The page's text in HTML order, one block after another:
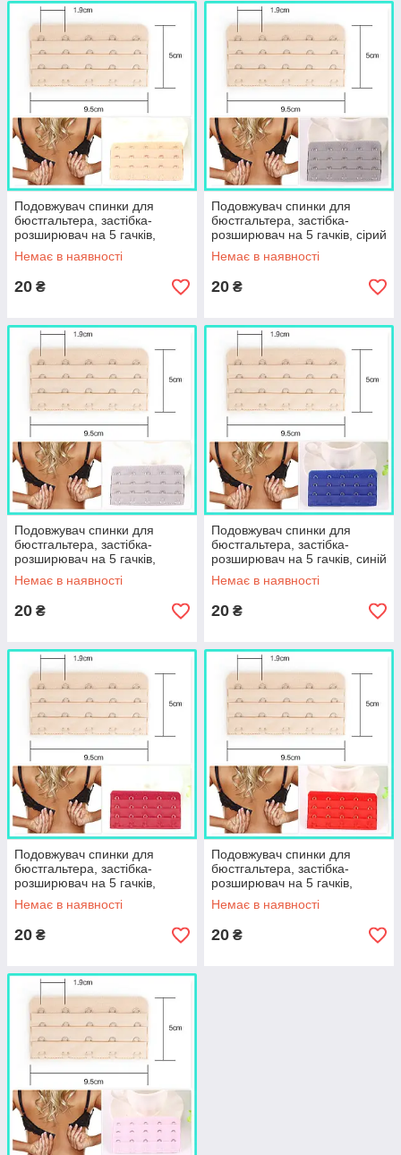
Подовжувач спинки для
бюстгальтера, застібка-
розширювач на 5 гачків,
тілесний
Немає в наявності
20 ₴
Подовжувач спинки для
бюстгальтера, застібка-
розширювач на 5 гачків, сірий
Немає в наявності
20 ₴
Подовжувач спинки для
бюстгальтера, застібка-
розширювач на 5 гачків,
світло-сірий
Немає в наявності
20 ₴
Подовжувач спинки для
бюстгальтера, застібка-
розширювач на 5 гачків, синій
Немає в наявності
20 ₴
Подовжувач спинки для
бюстгальтера, застібка-
розширювач на 5 гачків,
бордовий
Немає в наявності
20 ₴
Подовжувач спинки для
бюстгальтера, застібка-
розширювач на 5 гачків,
червоний
Немає в наявності
20 ₴